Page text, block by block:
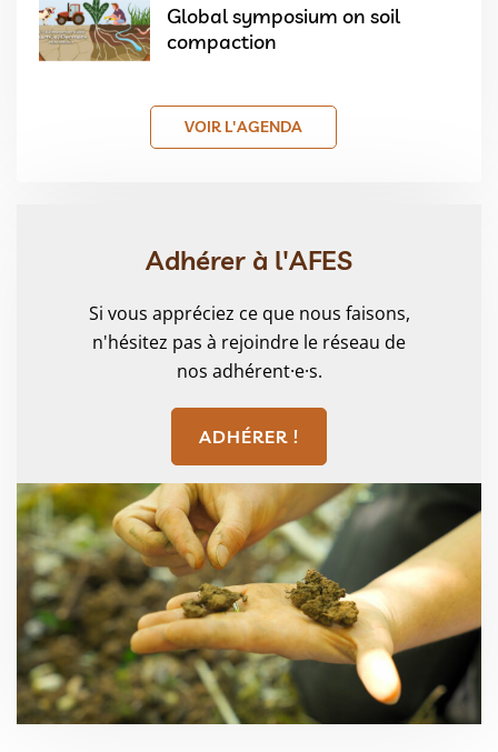
Global symposium on soil
compaction
VOIR L'AGENDA
Adhérer à l'AFES
Si vous appréciez ce que nous faisons,
n'hésitez pas à rejoindre le réseau de
nos adhérent·e·s.
ADHÉRER !